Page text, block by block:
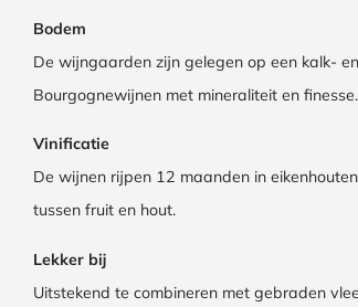
Bodem
De wijngaarden zijn gelegen op een kalk-
Bourgognewijnen met mineraliteit en finesse.
Vinificatie
De wijnen rijpen 12 maanden in
tussen fruit en hout.
Lekker bij
Uitstekend te combineren met gebraden